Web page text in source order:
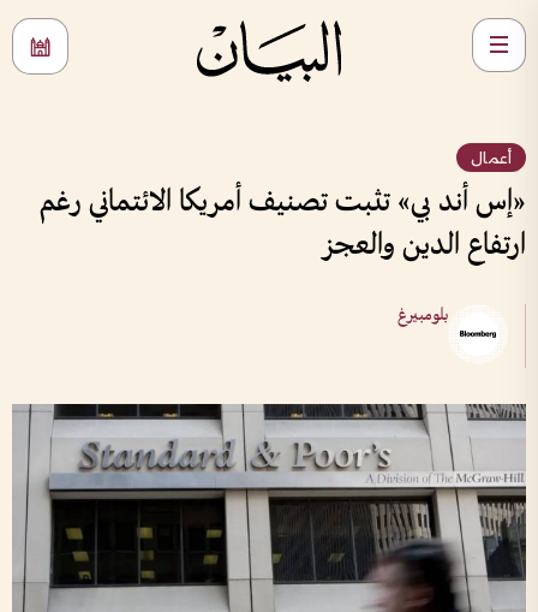
أعمال
«إس أند بي» تثبت تصنيف أمريكا الائتماني رغم
ارتفاع الدين والعجز
بلومبيرغ